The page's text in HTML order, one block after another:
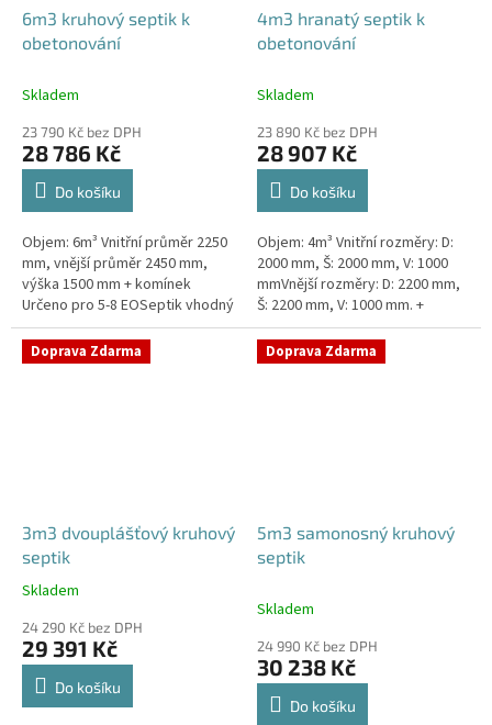
6m3 kruhový septik k
obetonování
Skladem
23 790 Kč bez DPH
28 786 Kč
Do košíku
Objem: 6m³ Vnitřní průměr 2250
mm, vnější průměr 2450 mm,
výška 1500 mm + komínek
Určeno pro 5-8 EOSeptik vhodný
pod parkovací stání,
komunikace a do jílovité
zeminyPrůměr...
4m3 hranatý septik k
obetonování
Skladem
23 890 Kč bez DPH
28 907 Kč
Do košíku
Objem: 4m³ Vnitřní rozměry: D:
2000 mm, Š: 2000 mm, V: 1000
mmVnější rozměry: D: 2200 mm,
Š: 2200 mm, V: 1000 mm. +
komínek Určeno pro 3-5
EOSeptik vhodný pod parkovací
stání,...
Doprava Zdarma
3m3 dvouplášťový kruhový
septik
Průměrné
produktu
je
4,4
Skladem
24 290 Kč bez DPH
29 391 Kč
Do košíku
Doprava Zdarma
5m3 samonosný kruhový
septik
Skladem
24 990 Kč bez DPH
30 238 Kč
Do košíku